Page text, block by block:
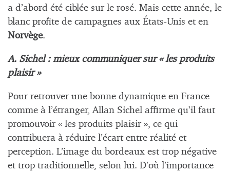
a d’abord été ciblée sur le rosé. Mais cette année, le
blanc profite de campagnes aux États-Unis et en
Norvège.
A. Sichel : mieux communiquer sur « les produits
plaisir »
Pour retrouver une bonne dynamique en France
comme à l’étranger, Allan Sichel affirme qu’il faut
promouvoir « les produits plaisir », ce qui
contribuera à réduire l’écart entre réalité et
perception. L’image du bordeaux est trop négative
et trop traditionnelle, selon lui. D’où l’importance